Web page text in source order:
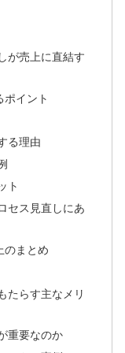
が売上に直結す
ポイント
る理由
ト
セス見直しにあ
のまとめ
たらす主なメリ
重要なのか